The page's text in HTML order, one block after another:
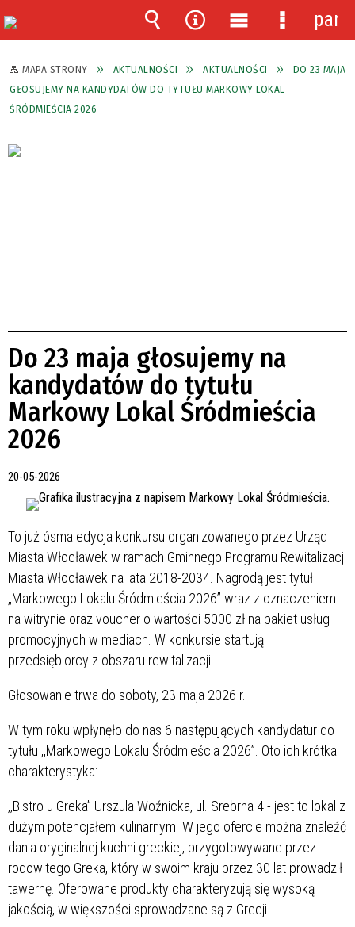
MAPA STRONY AKTUALNOŚCI AKTUALNOŚCI
DO 23 MAJA
GŁOSUJEMY NA KANDYDATÓW DO TYTUŁU MARKOWY LOKAL
ŚRÓDMIEŚCIA 2026
Do 23 maja głosujemy na
kandydatów do tytułu
Markowy Lokal Śródmieścia
2026
20-05-2026
To już ósma edycja konkursu organizowanego przez Urząd
Miasta Włocławek w ramach Gminnego Programu Rewitalizacji
Miasta Włocławek na lata 2018-2034. Nagrodą jest tytuł
„Markowego Lokalu Śródmieścia 2026” wraz z oznaczeniem
na witrynie oraz voucher o wartości 5000 zł na pakiet usług
promocyjnych w mediach. W konkursie startują
przedsiębiorcy z obszaru rewitalizacji.
Głosowanie trwa do soboty, 23 maja 2026 r.
W tym roku wpłynęło do nas 6 następujących kandydatur do
tytułu ,,Markowego Lokalu Śródmieścia 2026”. Oto ich krótka
charakterystyka:
,,Bistro u Greka” Urszula Woźnicka, ul. Srebrna 4 - jest to lokal z
dużym potencjałem kulinarnym. W jego ofercie można znaleźć
dania oryginalnej kuchni greckiej, przygotowywane przez
rodowitego Greka, który w swoim kraju przez 30 lat prowadził
tawernę. Oferowane produkty charakteryzują się wysoką
jakością, w większości sprowadzane są z Grecji.
Wyszukiwarka
Narzędzia
Menu
główne
Menu